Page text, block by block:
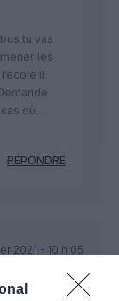
tu vas
les
il
cas où…
RÉPONDRE
2021 - 10 h 05
que le